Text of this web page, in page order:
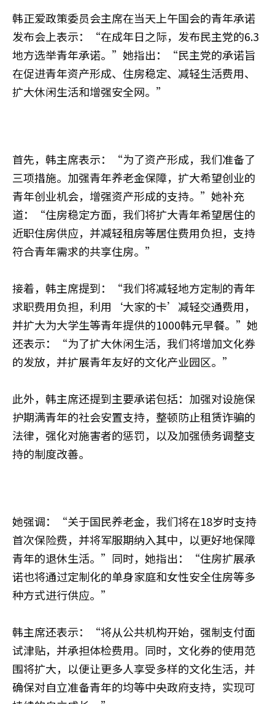
韩正爱政策委员会主席在当天上午国会的青年承诺
发布会上表示：“在成年日之际，发布民主党的6.3
地方选举青年承诺。”她指出：“民主党的承诺旨
在促进青年资产形成、住房稳定、减轻生活费用、
扩大休闲生活和增强安全网。”
首先，韩主席表示：“为了资产形成，我们准备了
三项措施。加强青年养老金保障，扩大希望创业的
青年创业机会，增强资产形成的支持。”她补充
道：“住房稳定方面，我们将扩大青年希望居住的
近职住房供应，并减轻租房等居住费用负担，支持
符合青年需求的共享住房。”
接着，韩主席提到：“我们将减轻地方定制的青年
求职费用负担，利用‘大家的卡’减轻交通费用，
并扩大为大学生等青年提供的1000韩元早餐。”她
还表示：“为了扩大休闲生活，我们将增加文化券
的发放，并扩展青年友好的文化产业园区。”
此外，韩主席还提到主要承诺包括：加强对设施保
护期满青年的社会安置支持，整顿防止租赁诈骗的
法律，强化对施害者的惩罚，以及加强债务调整支
持的制度改善。
她强调：“关于国民养老金，我们将在18岁时支持
首次保险费，并将军服期纳入其中，以更好地保障
青年的退休生活。”同时，她指出：“住房扩展承
诺也将通过定制化的单身家庭和女性安全住房等多
种方式进行供应。”
韩主席还表示：“将从公共机构开始，强制支付面
试津贴，并承担体检费用。同时，文化券的使用范
围将扩大，以便让更多人享受多样的文化生活，并
确保对自立准备青年的均等中央政府支持，实现可